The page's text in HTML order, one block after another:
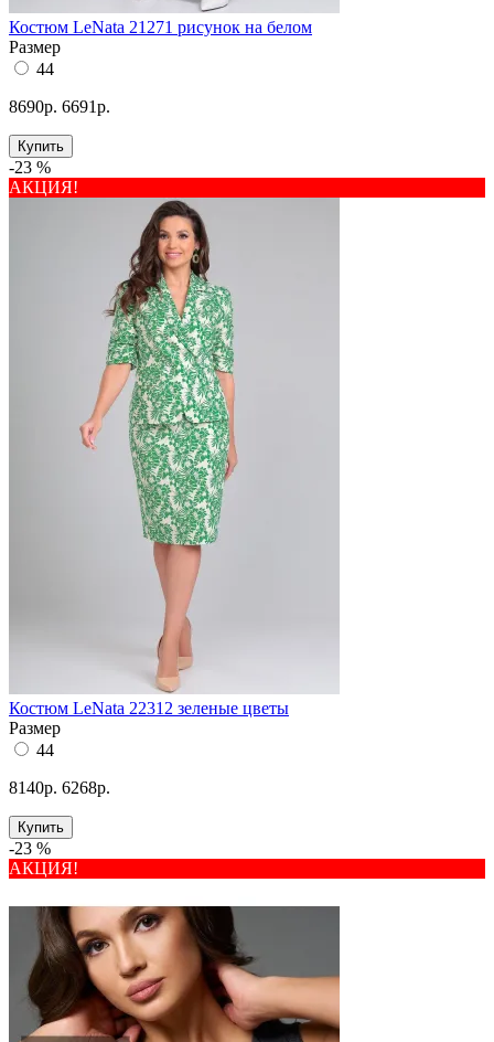
Костюм LeNata 21271 рисунок на белом
Размер
44
8690р. 6691р.
Купить
-23 %
АКЦИЯ!
Костюм LeNata 22312 зеленые цветы
Размер
44
8140р. 6268р.
Купить
-23 %
АКЦИЯ!